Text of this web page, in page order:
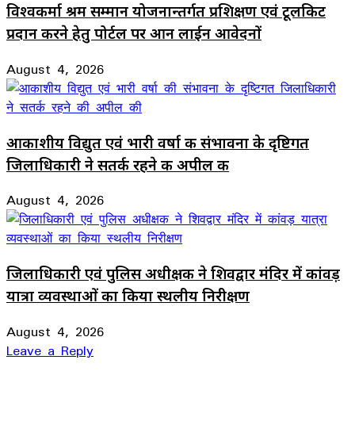
विश्वकर्मा श्रम सम्मान योजनान्तर्गत प्रशिक्षण एवं टूलकिट
प्रदान करने हेतु पोर्टल पर आन लाईन आवेदनों
August 4, 2026
आकाशीय विद्युत एवं भारी वर्षा की संभावना के दृष्टिगत
जिलाधिकारी ने सतर्क रहने की अपील की
August 4, 2026
जिलाधिकारी एवं पुलिस अधीक्षक ने शिवद्वार मंदिर में कांवड़
यात्रा व्यवस्थाओं का किया स्थलीय निरीक्षण
August 4, 2026
Leave a Reply